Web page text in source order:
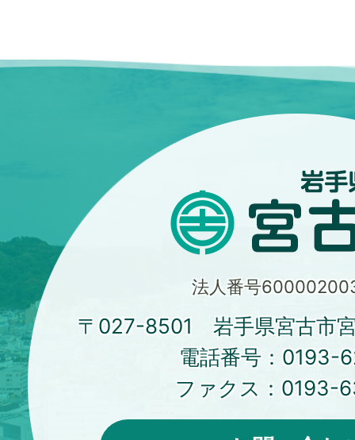
法人番号
〒027-8501 岩手県宮古市
電話番号： 0193-
ファクス： 0193-